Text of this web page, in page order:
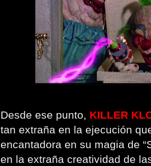
Desde ese punto, KILLER
tan extraña en la ejecución
encantadora en su magia de
en la extraña creatividad de